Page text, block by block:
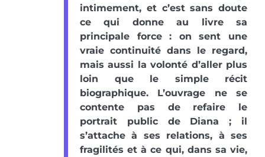
intimement, et c’est sans doute
ce qui donne au livre sa
principale force : on sent une
vraie continuité dans le regard,
mais aussi la volonté d’aller plus
loin que le simple récit
biographique. L’ouvrage ne se
contente pas de refaire le
portrait public de Diana ; il
s’attache à ses relations, à ses
fragilités et à ce qui, dans sa vie,